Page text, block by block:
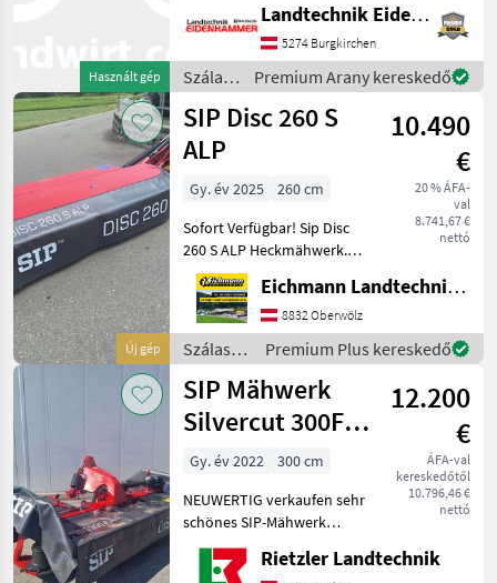
Használt gép
Messeranzahl: 14 -
Scheibendrehrichtung: zur
Mitte - Gewicht: 495 kg -
Erforderliche Traktorlei
Landtechnik Eidenhammer GmbH
5274 Burgkirchen
Szálastakarmány
betakarítók
/ SIP
Premium Arany kereskedő
Új gép
SIP Disc 260 S
ALP
10.490
€
20 % ÁFA-
val
8.741,67 €
nettó
Gy. év 2025
260 cm
Sofort Verfügbar! Sip Disc
260 S ALP Heckmähwerk.
Ausstattung & Details: -
Schwenkbare 3-Punkt-
Aufhängung Kat. I&II - 3 -
Keilriemenantrieb -
Entlastung mecha
Eichmann Landtechnik GmbH
8832 Oberwölz
Szálastakarmány
betakarítók
/ SIP
Premium Plus kereskedő
SIP Mähwerk
Silvercut 300F
Alp
12.200
€
ÁFA-val
kereskedőtől
10.796,46 €
nettó
Gy. év 2022
300 cm
NEUWERTIG verkaufen sehr
schönes SIP-Mähwerk
Inklusive
Entlastungsfedern und
Rietzler Landtechnik